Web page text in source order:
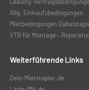
Leasing-
Allg. Einkaufsbedingungen
Mietbedingungen
VTB für Montage-,
Weiterführende Links
Dein-Mietstapler.de